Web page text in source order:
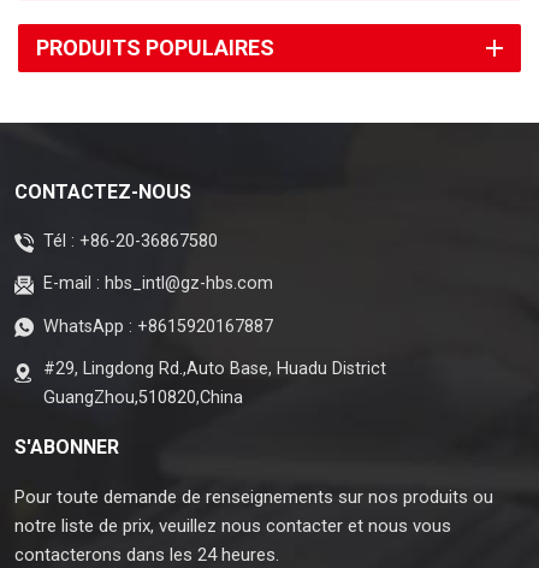
PRODUITS POPULAIRES
CONTACTEZ-NOUS
Tél : +86-20-36867580
E-mail : hbs_intl@gz-hbs.com
WhatsApp : +8615920167887
#29, Lingdong Rd.,Auto Base, Huadu District
GuangZhou,510820,China
S'ABONNER
Pour toute demande de renseignements sur nos produits ou
notre liste de prix, veuillez nous contacter et nous vous
contacterons dans les 24 heures.